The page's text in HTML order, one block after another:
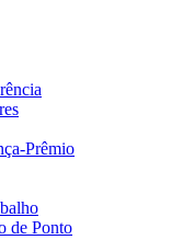
Prêmio
de Ponto